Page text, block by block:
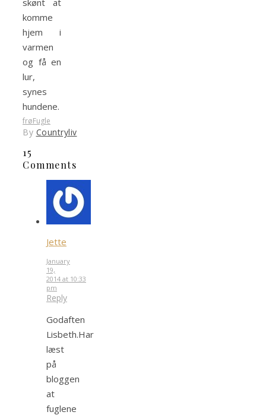
skønt at
komme
hjem i
varmen
og få en
lur,
synes
hundene.
frøFugle
By Countryliv
15
Comments
Jette
January
19,
2014 at 10:33
pm
Reply
Godaften
Lisbeth.Har
læst
på
bloggen
at
fuglene